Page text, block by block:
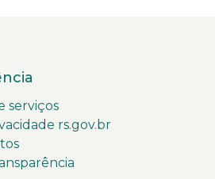
serviços
rs.gov.br